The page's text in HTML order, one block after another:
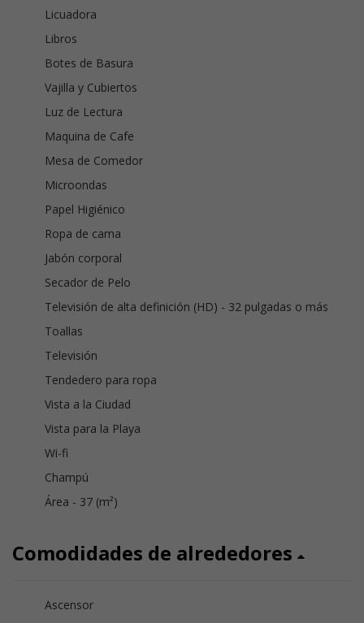
Licuadora
Libros
Botes de Basura
Vajilla y Cubiertos
Luz de Lectura
Maquina de Cafe
Mesa de Comedor
Microondas
Papel Higiénico
Ropa de cama
Jabón corporal
Secador de Pelo
Televisión de alta definición (HD) - 32 pulgadas o más
Toallas
Televisión
Tendedero para ropa
Vista a la Ciudad
Vista para la Playa
Wi-fi
Champú
Área - 37 (m²)
Comodidades de alrededores
Ascensor